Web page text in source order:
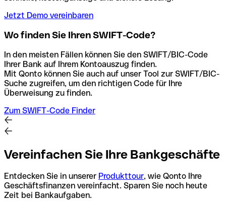
Jetzt Demo vereinbaren
Wo finden Sie Ihren SWIFT-Code?
In den meisten Fällen können Sie den SWIFT/BIC-Code
Ihrer Bank auf Ihrem Kontoauszug finden.
Mit Qonto können Sie auch auf unser Tool zur SWIFT/BIC-
Suche zugreifen, um den richtigen Code für Ihre
Überweisung zu finden.
Zum SWIFT-Code Finder
Vereinfachen Sie Ihre Bankgeschäfte
Entdecken Sie in unserer Produkttour, wie Qonto Ihre
Geschäftsfinanzen vereinfacht. Sparen Sie noch heute
Zeit bei Bankaufgaben.